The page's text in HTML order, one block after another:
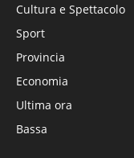
Cultura e Spettacolo
Sport
Provincia
Economia
Ultima ora
Bassa